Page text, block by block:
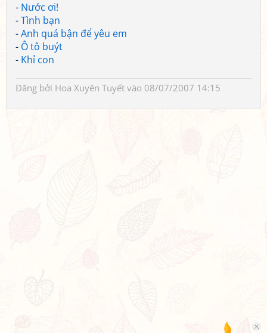
- Nước ơi!
-Tình bạn
-Anh quá bận để yêu em
- Ô tô buýt
- Khỉ con
Đăng bởi Hoa Xuyên Tuyết vào 08/07/2007 14:15